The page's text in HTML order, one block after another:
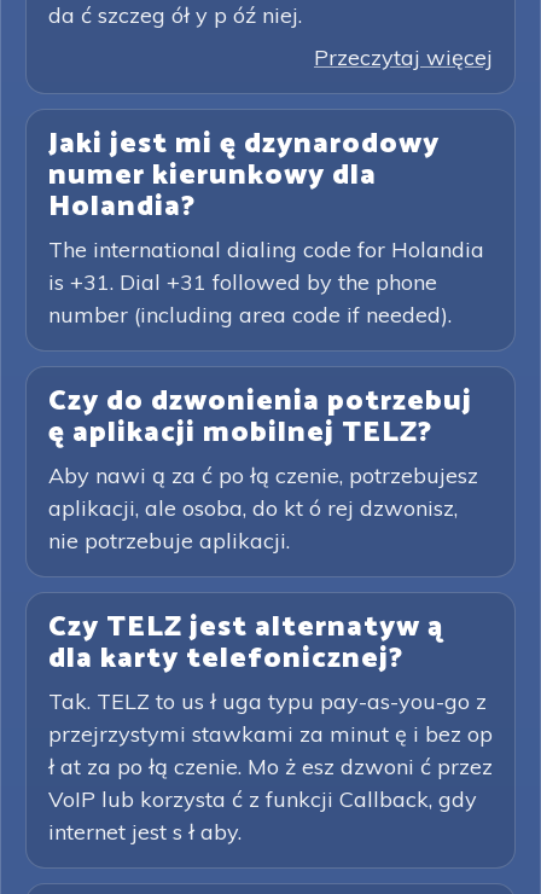
da ć szczeg ół y p óź niej.
Przeczytaj więcej
Jaki jest mi ę dzynarodowy
numer kierunkowy dla
Holandia?
The international dialing code for Holandia
is +31. Dial +31 followed by the phone
number (including area code if needed).
Czy do dzwonienia potrzebuj
ę aplikacji mobilnej TELZ?
Aby nawi ą za ć po łą czenie, potrzebujesz
aplikacji, ale osoba, do kt ó rej dzwonisz,
nie potrzebuje aplikacji.
Czy TELZ jest alternatyw ą
dla karty telefonicznej?
Tak. TELZ to us ł uga typu pay-as-you-go z
przejrzystymi stawkami za minut ę i bez op
ł at za po łą czenie. Mo ż esz dzwoni ć przez
VoIP lub korzysta ć z funkcji Callback, gdy
internet jest s ł aby.